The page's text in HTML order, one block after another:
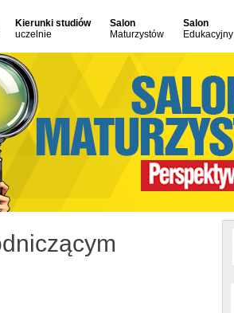
Kierunki studiów
uczelnie
Salon
Maturzystów
Salon
Edukacyjny